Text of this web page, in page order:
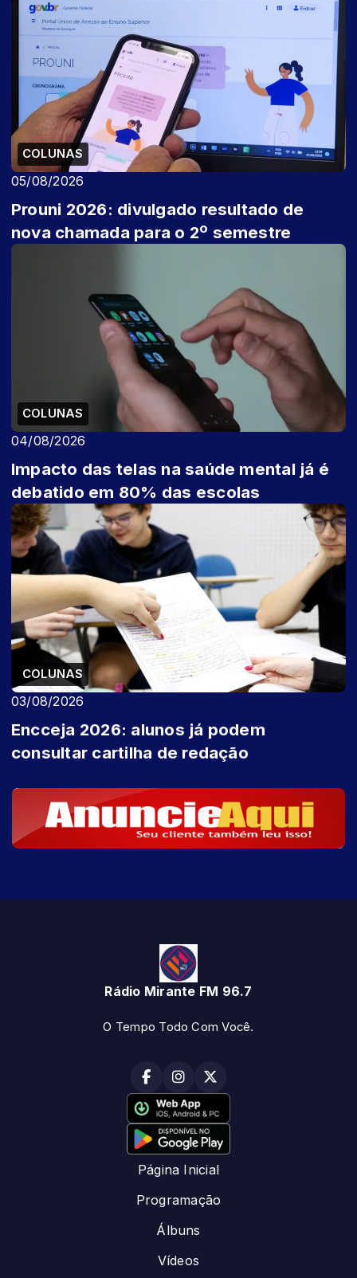
COLUNAS
05/08/2026
Prouni 2026: divulgado resultado de
nova chamada para o 2º semestre
COLUNAS
04/08/2026
Impacto das telas na saúde mental já é
debatido em 80% das escolas
COLUNAS
03/08/2026
Encceja 2026: alunos já podem
consultar cartilha de redação
Rádio Mirante FM 96.7
O Tempo Todo Com Você.
Página Inicial
Programação
Álbuns
Vídeos